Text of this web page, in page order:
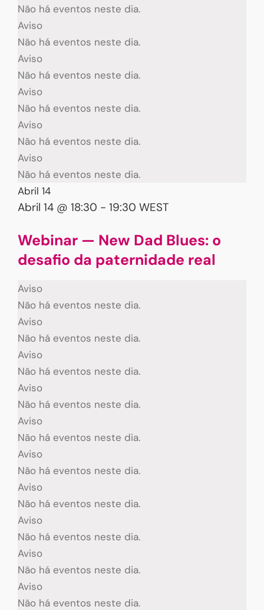
Não há eventos neste dia.
Aviso
Não há eventos neste dia.
Aviso
Não há eventos neste dia.
Aviso
Não há eventos neste dia.
Aviso
Não há eventos neste dia.
Aviso
Não há eventos neste dia.
Abril 14
Abril 14 @ 18:30 - 19:30 WEST
Webinar — New Dad Blues: o
desafio da paternidade real
Aviso
Não há eventos neste dia.
Aviso
Não há eventos neste dia.
Aviso
Não há eventos neste dia.
Aviso
Não há eventos neste dia.
Aviso
Não há eventos neste dia.
Aviso
Não há eventos neste dia.
Aviso
Não há eventos neste dia.
Aviso
Não há eventos neste dia.
Aviso
Não há eventos neste dia.
Aviso
Não há eventos neste dia.